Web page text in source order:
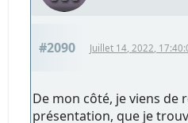
#2090 Juillet 14, 2022,
De mon côté, je viens de
présentation, que je